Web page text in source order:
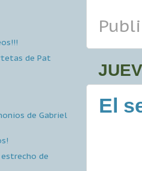
El
de Pat
de Gabriel
de